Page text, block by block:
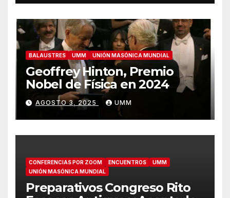
BALAUSTRES UMM UNIÓN MASÓNICA MUNDIAL
Geoffrey Hinton, Premio
Nobel de Física en 2024
AGOSTO 3, 2025 UMM
CONFERENCIAS POR ZOOM ENCUENTROS
UMM
UNIÓN MASÓNICA MUNDIAL
Preparativos Congreso Rito